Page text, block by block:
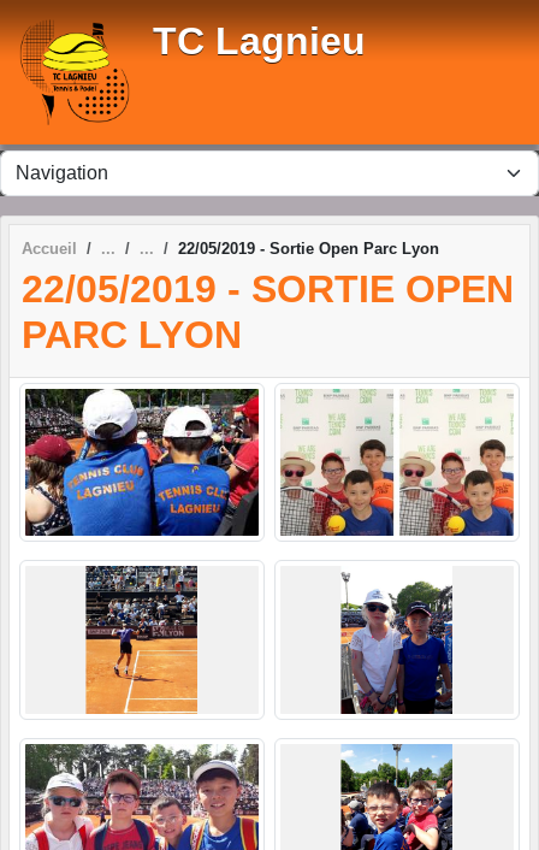
TC Lagnieu
Accueil 22/05/2019 - Sortie Open Parc Lyon
22/05/2019 - SORTIE OPEN
PARC LYON